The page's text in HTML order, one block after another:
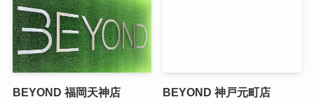
BEYOND 福岡天神店 BEYOND 神戸元町店